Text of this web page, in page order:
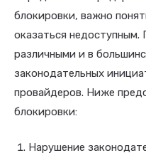
блокировки, важно
оказаться
различными и в
законодательных
провайдеров. Ниже
блокировки:
Нарушение